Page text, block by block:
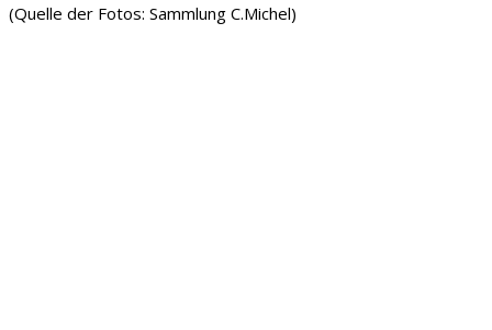
(Quelle der Fotos: Sammlung C.Michel)